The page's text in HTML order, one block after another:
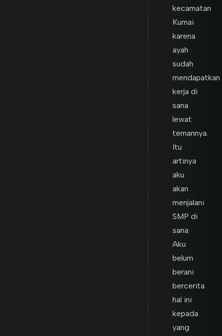
kecamatan
Kumai
karena
ayah
sudah
mendapatkan
kerja di
sana
lewat
temannya.
Itu
artinya
aku
akan
menjalani
SMP di
sana.
Aku
belum
berani
bercerita
hal ini
kepada
yang